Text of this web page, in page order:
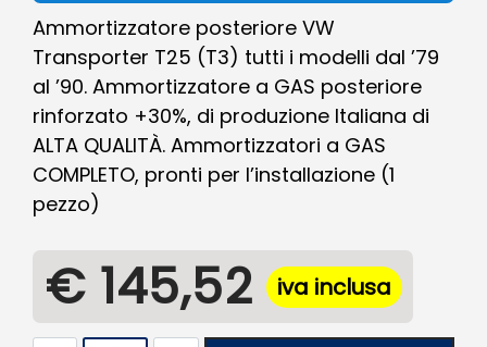
Ammortizzatore posteriore VW
Transporter T25 (T3) tutti i modelli dal ’79
al ’90. Ammortizzatore a GAS posteriore
rinforzato +30%, di produzione Italiana di
ALTA QUALITÀ. Ammortizzatori a GAS
COMPLETO, pronti per l’installazione (1
pezzo)
€ 145,52 iva inclusa